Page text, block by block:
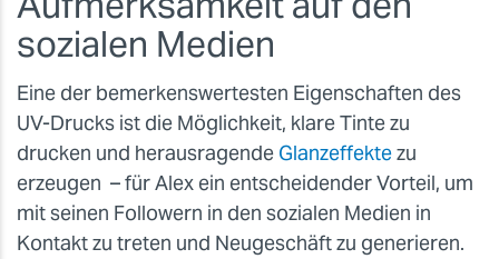
sozialen Medien
Eine der bemerkenswertesten Eigenschaften des
UV-Drucks ist die Möglichkeit, klare Tinte zu
drucken und herausragende Glanzeffektezu
erzeugen – für Alex ein entscheidender Vorteil, um
mit seinen Followern in den sozialen Medien in
Kontakt zu treten und Neugeschäft zu generieren.